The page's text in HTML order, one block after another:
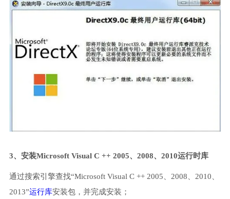
3、安装Microsoft Visual C ++ 2005、2008、2010运行时库
通过搜索引擎查找“Microsoft Visual C ++ 2005、2008、2010、
2013”运行库安装包，并完成安装；